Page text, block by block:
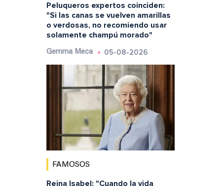
Peluqueros expertos coinciden:
"Si las canas se vuelven amarillas
o verdosas, no recomiendo usar
solamente champú morado"
Gemma Meca 05-08-2026
FAMOSOS
Reina Isabel: "Cuando la vida